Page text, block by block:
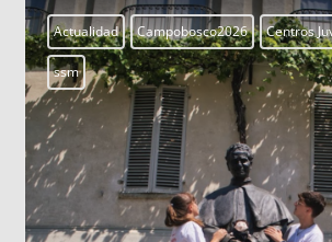
Aprendiendo a vivir Blogs